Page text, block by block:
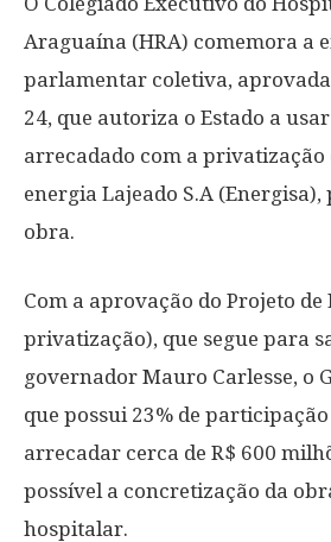
Araguaína (HRA) comemora a
parlamentar coletiva,
24, que autoriza o Estado a
arrecadado com a privatização
energia Lajeado S.A
obra.
Com a aprovação do Projeto
privatização), que segue para
governador Mauro Carlesse, o
que possui 23% de
arrecadar cerca de R$ 600
possível a concretização da
hospitalar.